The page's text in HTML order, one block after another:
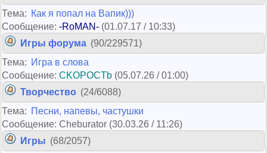
Тема: Как я попал на Вапик)))
Сообщение: -RoMAN- (01.07.17 / 10:33)
Игры форума (90/229571)
Тема: Игра в слова
Сообщение: CKOPOCTb (05.07.26 / 01:00)
Творчество (24/6088)
Тема: Песни, напевы, частушки
Сообщение: Cheburator (30.03.26 / 11:26)
Игры (68/2057)